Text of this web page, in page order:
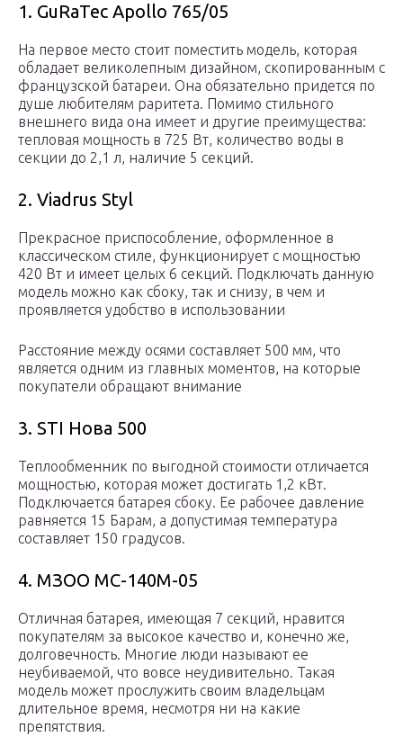
1. GuRaTec Apollo 765/05
На первое место стоит поместить модель, которая
обладает великолепным дизайном, скопированным с
французской батареи. Она обязательно придется по
душе любителям раритета. Помимо стильного
внешнего вида она имеет и другие преимущества:
тепловая мощность в 725 Вт, количество воды в
секции до 2,1 л, наличие 5 секций.
2. Viadrus Styl
Прекрасное приспособление, оформленное в
классическом стиле, функционирует с мощностью
420 Вт и имеет целых 6 секций. Подключать данную
модель можно как сбоку, так и снизу, в чем и
проявляется удобство в использовании
Расстояние между осями составляет 500 мм, что
является одним из главных моментов, на которые
покупатели обращают внимание
3. STI Нова 500
Теплообменник по выгодной стоимости отличается
мощностью, которая может достигать 1,2 кВт.
Подключается батарея сбоку. Ее рабочее давление
равняется 15 Барам, а допустимая температура
составляет 150 градусов.
4. МЗОО МС-140М-05
Отличная батарея, имеющая 7 секций, нравится
покупателям за высокое качество и, конечно же,
долговечность. Многие люди называют ее
неубиваемой, что вовсе неудивительно. Такая
модель может прослужить своим владельцам
длительное время, несмотря ни на какие
препятствия.